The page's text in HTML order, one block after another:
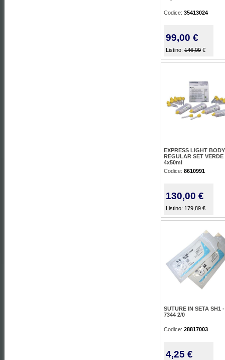
Codice: 35413024
99,00 €
Listino: 146,09 €
EXPRESS LIGHT BODY
REGULAR SET VERDE
4x50ml
Codice: 8610991
130,00 €
Listino: 179,89 €
SUTURE IN SETA SH1
7344 2/0
Codice: 28817003
4,25 €